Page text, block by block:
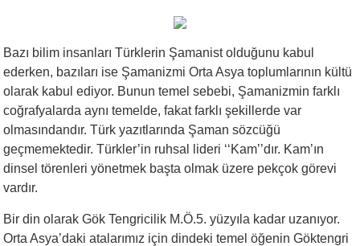
Bazı bilim insanları Türklerin Şamanist olduğunu kabul
ederken, bazıları ise Şamanizmi Orta Asya toplumlarının kültü
olarak kabul ediyor. Bunun temel sebebi, Şamanizmin farklı
coğrafyalarda aynı temelde, fakat farklı şekillerde var
olmasındandır. Türk yazıtlarında Şaman sözcüğü
geçmemektedir. Türkler’in ruhsal lideri ‘‘Kam’’dır. Kam’ın
dinsel törenleri yönetmek başta olmak üzere pekçok görevi
vardır.
Bir din olarak Gök Tengricilik M.Ö.5. yüzyıla kadar uzanıyor.
Orta Asya’daki atalarımız için dindeki temel öğenin Göktengri